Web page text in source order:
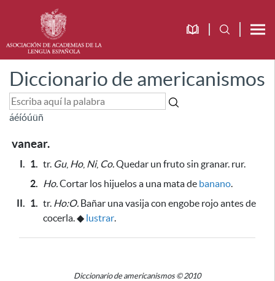
Diccionario de americanismos
áéíóúüñ
vanear.
I. 1. tr. Gu, Ho, Ni, Co.Quedar un fruto sin granar. rur.
2. Ho.Cortar los hijuelos a una mata de banano.
II. 1. tr. Ho:O. Bañar una vasija con engobe rojo antes de
cocerla.◆ lustrar.
Diccionario de americanismos © 2010